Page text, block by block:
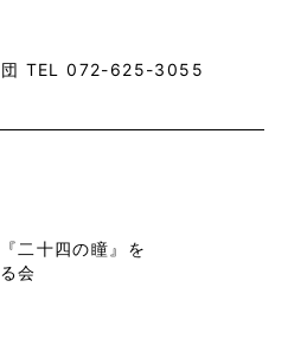
団 TEL 072-625-3055
二十四の瞳』を
会